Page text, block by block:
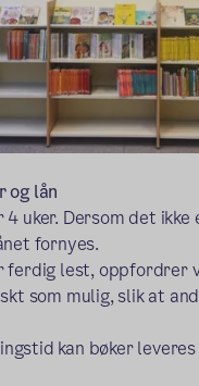
og lån
4 uker. Dersom det
fornyes.
ferdig lest, oppfordrer
som mulig, slik at
kan bøker